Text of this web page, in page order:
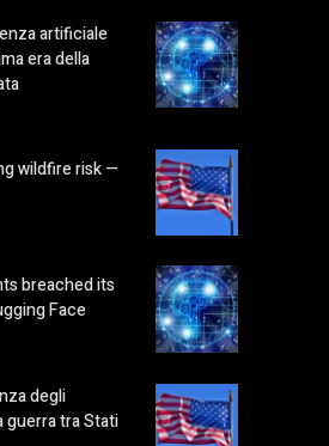
artificiale
era della
wildfire risk —
breached its
Face
degli
guerra tra Stati